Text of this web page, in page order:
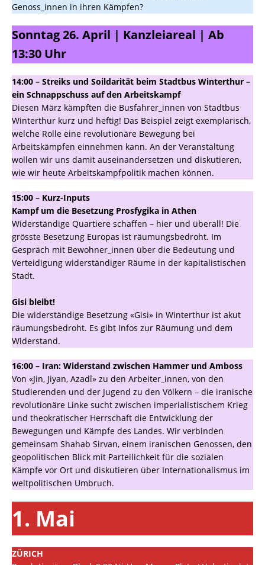
Genoss_innen in ihren Kämpfen?
Sonntag 26. April | Kanzleiareal | Ab
13:30 Uhr
14:00 – Streiks und Soildarität beim Stadtbus Winterthur –
ein Schnappschuss auf den Arbeitskampf
Diesen März kämpften die Busfahrer_innen von Stadtbus
Winterthur kurz und heftig! Das Beispiel zeigt exemplarisch,
welche Rolle eine revolutionäre Bewegung bei
Arbeitskämpfen einnehmen kann. An der Veranstaltung
wollen wir uns damit auseinandersetzen und diskutieren,
wie wir heute Arbeitskampfpolitik machen können.
15:00 – Kurz-Inputs
Kampf um die Besetzung Prosfygika in Athen
Widerständige Quartiere schaffen – hier und überall! Die
grösste Besetzung Europas ist räumungsbedroht. Im
Gespräch mit Bewohner_innen über die Bedeutung und
Verteidigung widerständiger Räume in der kapitalistischen
Stadt.
Gisi bleibt!
Die widerständige Besetzung «Gisi» in Winterthur ist akut
räumungsbedroht. Es gibt Infos zur Räumung und dem
Widerstand.
16:00 – Iran: Widerstand zwischen Hammer und Amboss
Von «Jin, Jiyan, Azadî» zu den Arbeiter_innen, von den
Studierenden und der Jugend zu den Völkern – die iranische
revolutionäre Linke sucht zwischen imperialistischem Krieg
und theokratischer Herrschaft die Entwicklung der
Bewegungen und Kämpfe des Landes. Wir verbinden
gemeinsam Shahab Sirvan, einem iranischen Genossen, den
geopolitischen Blick mit Parteilichkeit für die sozialen
Kämpfe vor Ort und diskutieren über Internationalismus im
weltpolitischen Umbruch.
1. Mai
ZÜRICH